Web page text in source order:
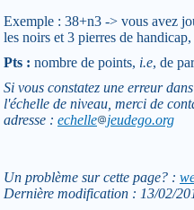
Exemple : 38+n3 -> vous avez
les noirs et 3 pierres de
Pts : nombre de points, i.e, de
Si vous constatez une erreur
l'échelle de niveau, merci de
adresse : echelle
jeudego.org
Un problème sur cette page? :
Dernière modification : 13/02/